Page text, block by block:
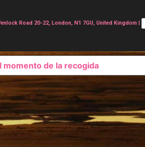
Road 20-22, London, N1 7GU, United Kingdom |
momento de la recogida